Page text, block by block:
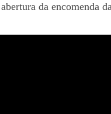
da encomenda